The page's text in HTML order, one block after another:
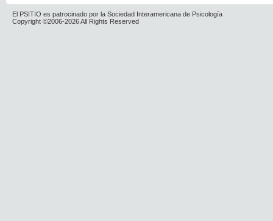
El PSITIO es patrocinado por la Sociedad Interamericana de Psicología
Copyright ©2006-2026 All Rights Reserved